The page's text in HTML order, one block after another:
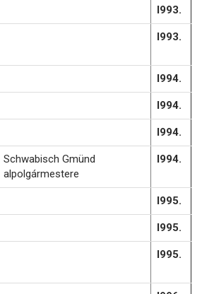
l993.
l993.
l994.
l994.
l994.
Schwabisch Gmünd
alpolgármestere
l994.
l995.
l995.
l995.